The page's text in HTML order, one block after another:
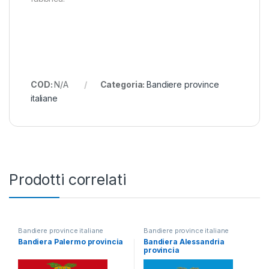
COD:N/A Categoria:Bandiere province
italiane
Prodotti correlati
Bandiere province italiane
Bandiera Palermo provincia
Bandiere province italiane
Bandiera Alessandria
provincia